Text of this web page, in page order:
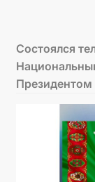
Состоялся